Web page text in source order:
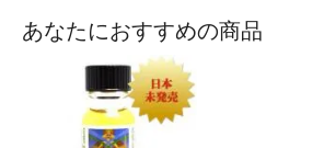
あなたにおすすめの商品